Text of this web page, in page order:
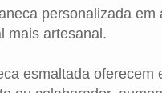
personalizada
mais artesanal.
esmaltada